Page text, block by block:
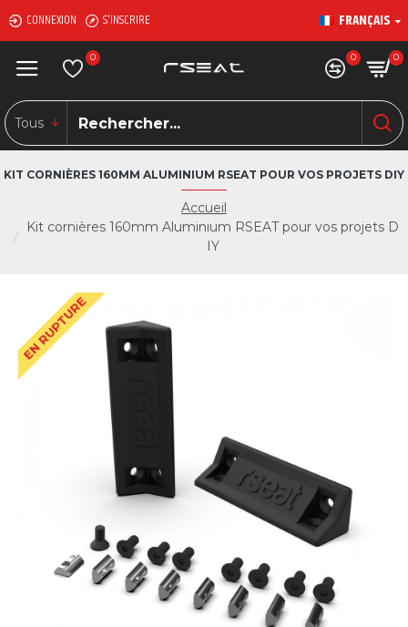
CONNEXION S'INSCRIRE FRANÇAIS
0 0 0
Tous
Accueil
Kit cornières 160mm Aluminium RSEAT pour vos projets D
IY
KIT CORNIÈRES 160MM ALUMINIUM RSEAT POUR VOS PROJETS DIY
EN RUPTURE